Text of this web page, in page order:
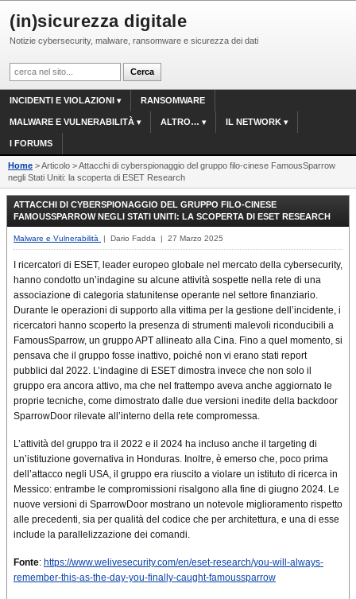
(in)sicurezza digitale
Notizie cybersecurity, malware, ransomware e sicurezza dei dati
INCIDENTI E VIOLAZIONI RANSOMWARE
MALWARE E VULNERABILITÀ ALTRO… IL NETWORK
I FORUMS
Home > Articolo > Attacchi di cyberspionaggio del gruppo filo-cinese FamousSparrow
negli Stati Uniti: la scoperta di ESET Research
ATTACCHI DI CYBERSPIONAGGIO DEL GRUPPO FILO-CINESE
FAMOUSSPARROW NEGLI STATI UNITI: LA SCOPERTA DI ESET RESEARCH
Malware e Vulnerabilità | Dario Fadda | 27 Marzo 2025
I ricercatori di ESET, leader europeo globale nel mercato della cybersecurity,
hanno condotto un’indagine su alcune attività sospette nella rete di una
associazione di categoria statunitense operante nel settore finanziario.
Durante le operazioni di supporto alla vittima per la gestione dell’incidente, i
ricercatori hanno scoperto la presenza di strumenti malevoli riconducibili a
FamousSparrow, un gruppo APT allineato alla Cina. Fino a quel momento, si
pensava che il gruppo fosse inattivo, poiché non vi erano stati report
pubblici dal 2022. L’indagine di ESET dimostra invece che non solo il
gruppo era ancora attivo, ma che nel frattempo aveva anche aggiornato le
proprie tecniche, come dimostrato dalle due versioni inedite della backdoor
SparrowDoor rilevate all’interno della rete compromessa.
L’attività del gruppo tra il 2022 e il 2024 ha incluso anche il targeting di
un’istituzione governativa in Honduras. Inoltre, è emerso che, poco prima
dell’attacco negli USA, il gruppo era riuscito a violare un istituto di ricerca in
Messico: entrambe le compromissioni risalgono alla fine di giugno 2024. Le
nuove versioni di SparrowDoor mostrano un notevole miglioramento rispetto
alle precedenti, sia per qualità del codice che per architettura, e una di esse
include la parallelizzazione dei comandi.
Fonte: https://www.welivesecurity.com/en/eset-research/you-will-always-
remember-this-as-the-day-you-finally-caught-famoussparrow